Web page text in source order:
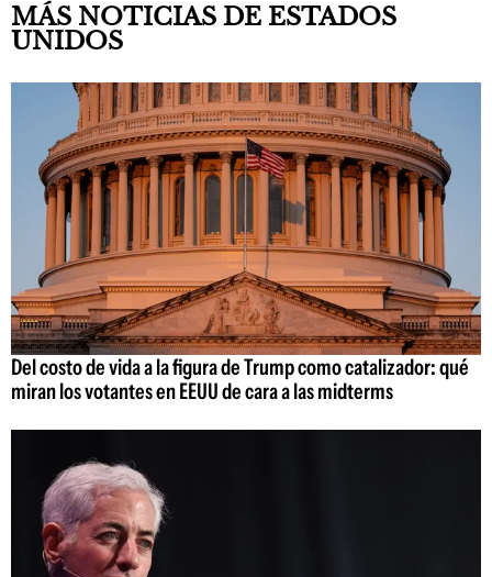
MÁS NOTICIAS DE ESTADOS
UNIDOS
Del costo de vida a la figura de Trump como catalizador: qué
miran los votantes en EEUU de cara a las midterms